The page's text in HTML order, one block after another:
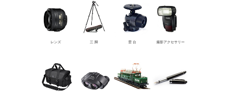
レンズ 三 脚 雲 台 撮影アクセサリー